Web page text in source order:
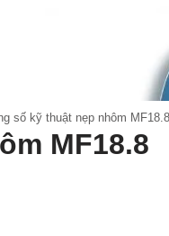
số kỹ thuật nẹp nhôm MF18.8
MF18.8